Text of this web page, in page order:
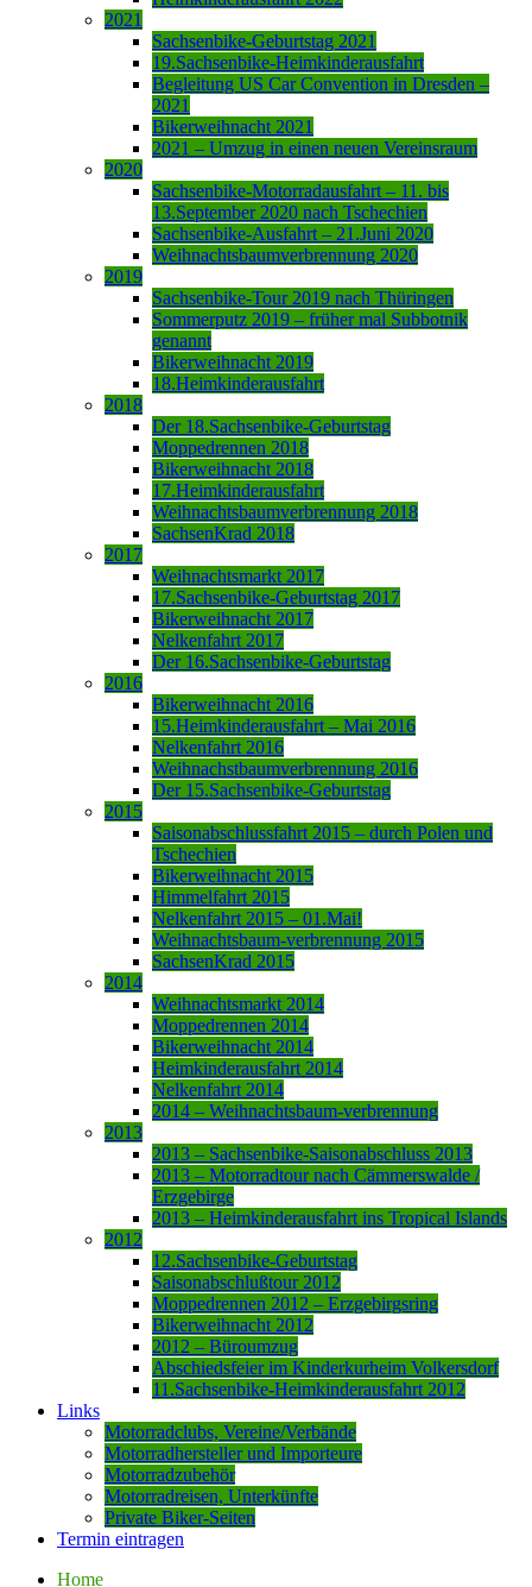
2021
Sachsenbike-Geburtstag 2021
19.Sachsenbike-Heimkinderausfahrt
Begleitung US Car Convention in Dresden –
2021
Bikerweihnacht 2021
2021 – Umzug in einen neuen Vereinsraum
2020
Sachsenbike-Motorradausfahrt – 11. bis
13.September 2020 nach Tschechien
Sachsenbike-Ausfahrt – 21.Juni 2020
Weihnachtsbaumverbrennung 2020
2019
Sachsenbike-Tour 2019 nach Thüringen
Sommerputz 2019 – früher mal Subbotnik
genannt
Bikerweihnacht 2019
18.Heimkinderausfahrt
2018
Der 18.Sachsenbike-Geburtstag
Moppedrennen 2018
Bikerweihnacht 2018
17.Heimkinderausfahrt
Weihnachtsbaumverbrennung 2018
SachsenKrad 2018
2017
Weihnachtsmarkt 2017
17.Sachsenbike-Geburtstag 2017
Bikerweihnacht 2017
Nelkenfahrt 2017
Der 16.Sachsenbike-Geburtstag
2016
Bikerweihnacht 2016
15.Heimkinderausfahrt – Mai 2016
Nelkenfahrt 2016
Weihnachstbaumverbrennung 2016
Der 15.Sachsenbike-Geburtstag
2015
Saisonabschlussfahrt 2015 – durch Polen und
Tschechien
Bikerweihnacht 2015
Himmelfahrt 2015
Nelkenfahrt 2015 – 01.Mai!
Weihnachtsbaum-verbrennung 2015
SachsenKrad 2015
2014
Weihnachtsmarkt 2014
Moppedrennen 2014
Bikerweihnacht 2014
Heimkinderausfahrt 2014
Nelkenfahrt 2014
2014 – Weihnachtsbaum-verbrennung
2013
2013 – Sachsenbike-Saisonabschluss 2013
2013 – Motorradtour nach Cämmerswalde /
Erzgebirge
2013 – Heimkinderausfahrt ins Tropical Islands
2012
12.Sachsenbike-Geburtstag
Saisonabschlußtour 2012
Moppedrennen 2012 – Erzgebirgsring
Bikerweihnacht 2012
2012 – Büroumzug
Abschiedsfeier im Kinderkurheim Volkersdorf
11.Sachsenbike-Heimkinderausfahrt 2012
Links
Motorradclubs, Vereine/Verbände
Motorradhersteller und Importeure
Motorradzubehör
Motorradreisen, Unterkünfte
Private Biker-Seiten
Termin eintragen
Home